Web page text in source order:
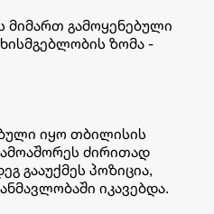
მიმართ გამოყენებული
ზომა -
იყო თბილისის
ძირითად
გააუქმეს პოზიცია,
იკავებდა.